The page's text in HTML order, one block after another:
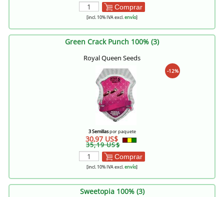
Comprar
[incl. 10% IVA excl.envío]
Green Crack Punch 100% (3)
Royal Queen Seeds
-12%
3 Semillaspor paquete
30,97 US$
35,19 US$
Comprar
[incl. 10% IVA excl.envío]
Sweetopia 100% (3)